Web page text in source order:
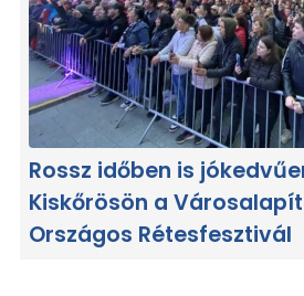
Rossz időben is
Kiskőrösön a
Országos Rétesfesztivál